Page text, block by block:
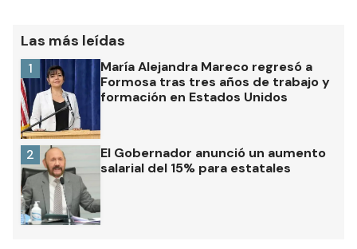
Las más leídas
María Alejandra Mareco regresó a
Formosa tras tres años de trabajo y
formación en Estados Unidos
1
El Gobernador anunció un aumento
salarial del 15% para estatales
2